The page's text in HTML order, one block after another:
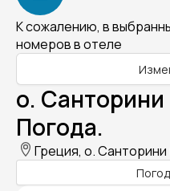
К сожалению, в
номеров в отеле
о.
Погода.
Греция, о.